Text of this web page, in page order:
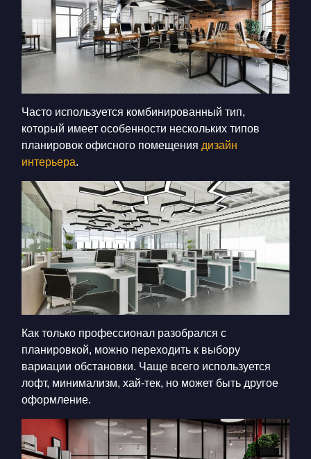
Часто используется комбинированный тип,
который имеет особенности нескольких типов
планировок офисного помещения дизайн
интерьера.
Как только профессионал разобрался с
планировкой, можно переходить к выбору
вариации обстановки. Чаще всего используется
лофт, минимализм, хай-тек, но может быть другое
оформление.